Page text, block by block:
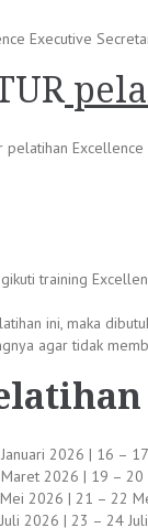
Executive
pelatihan
training
ini, maka
agar tidak
2026 | 16 –
2026 | 19 –
2026 | 21 – 22
2026 | 23 – 24